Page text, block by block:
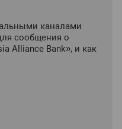
каналами
сообщения о
Alliance Bank», и как